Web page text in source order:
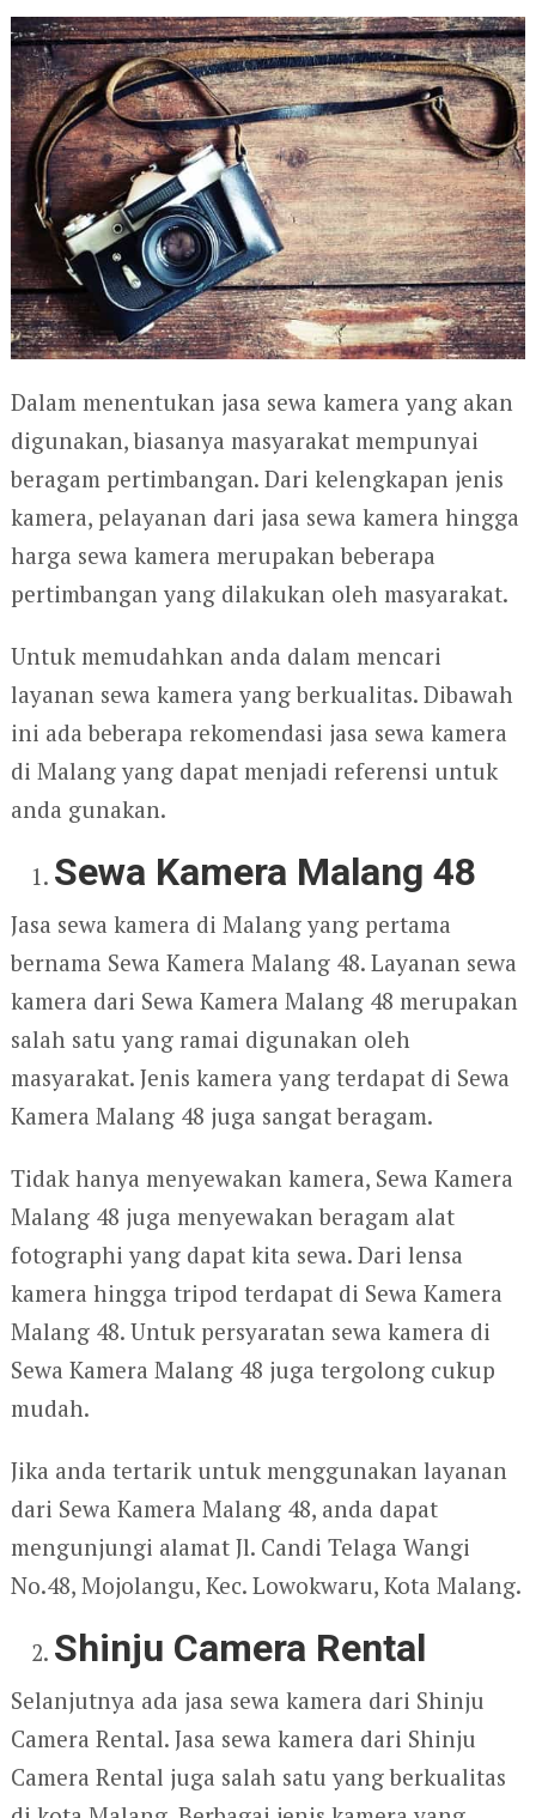
Dalam menentukan jasa sewa kamera yang akan
digunakan, biasanya masyarakat mempunyai
beragam pertimbangan. Dari kelengkapan jenis
kamera, pelayanan dari jasa sewa kamera hingga
harga sewa kamera merupakan beberapa
pertimbangan yang dilakukan oleh masyarakat.
Untuk memudahkan anda dalam mencari
layanan sewa kamera yang berkualitas. Dibawah
ini ada beberapa rekomendasi jasa sewa kamera
di Malang yang dapat menjadi referensi untuk
anda gunakan.
Sewa Kamera Malang 48
Jasa sewa kamera di Malang yang pertama
bernama Sewa Kamera Malang 48. Layanan sewa
kamera dari Sewa Kamera Malang 48 merupakan
salah satu yang ramai digunakan oleh
masyarakat. Jenis kamera yang terdapat di Sewa
Kamera Malang 48 juga sangat beragam.
Tidak hanya menyewakan kamera, Sewa Kamera
Malang 48 juga menyewakan beragam alat
fotographi yang dapat kita sewa. Dari lensa
kamera hingga tripod terdapat di Sewa Kamera
Malang 48. Untuk persyaratan sewa kamera di
Sewa Kamera Malang 48 juga tergolong cukup
mudah.
Jika anda tertarik untuk menggunakan layanan
dari Sewa Kamera Malang 48, anda dapat
mengunjungi alamat Jl. Candi Telaga Wangi
No.48, Mojolangu, Kec. Lowokwaru, Kota Malang.
Shinju Camera Rental
Selanjutnya ada jasa sewa kamera dari Shinju
Camera Rental. Jasa sewa kamera dari Shinju
Camera Rental juga salah satu yang berkualitas